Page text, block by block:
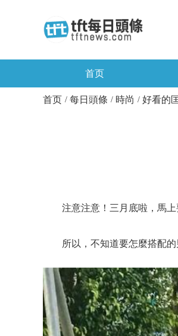
首页
首页 / 每日頭條 / 時尚 / 好看的
注意注意！三月底啦，馬
所以，不知道要怎麼搭配